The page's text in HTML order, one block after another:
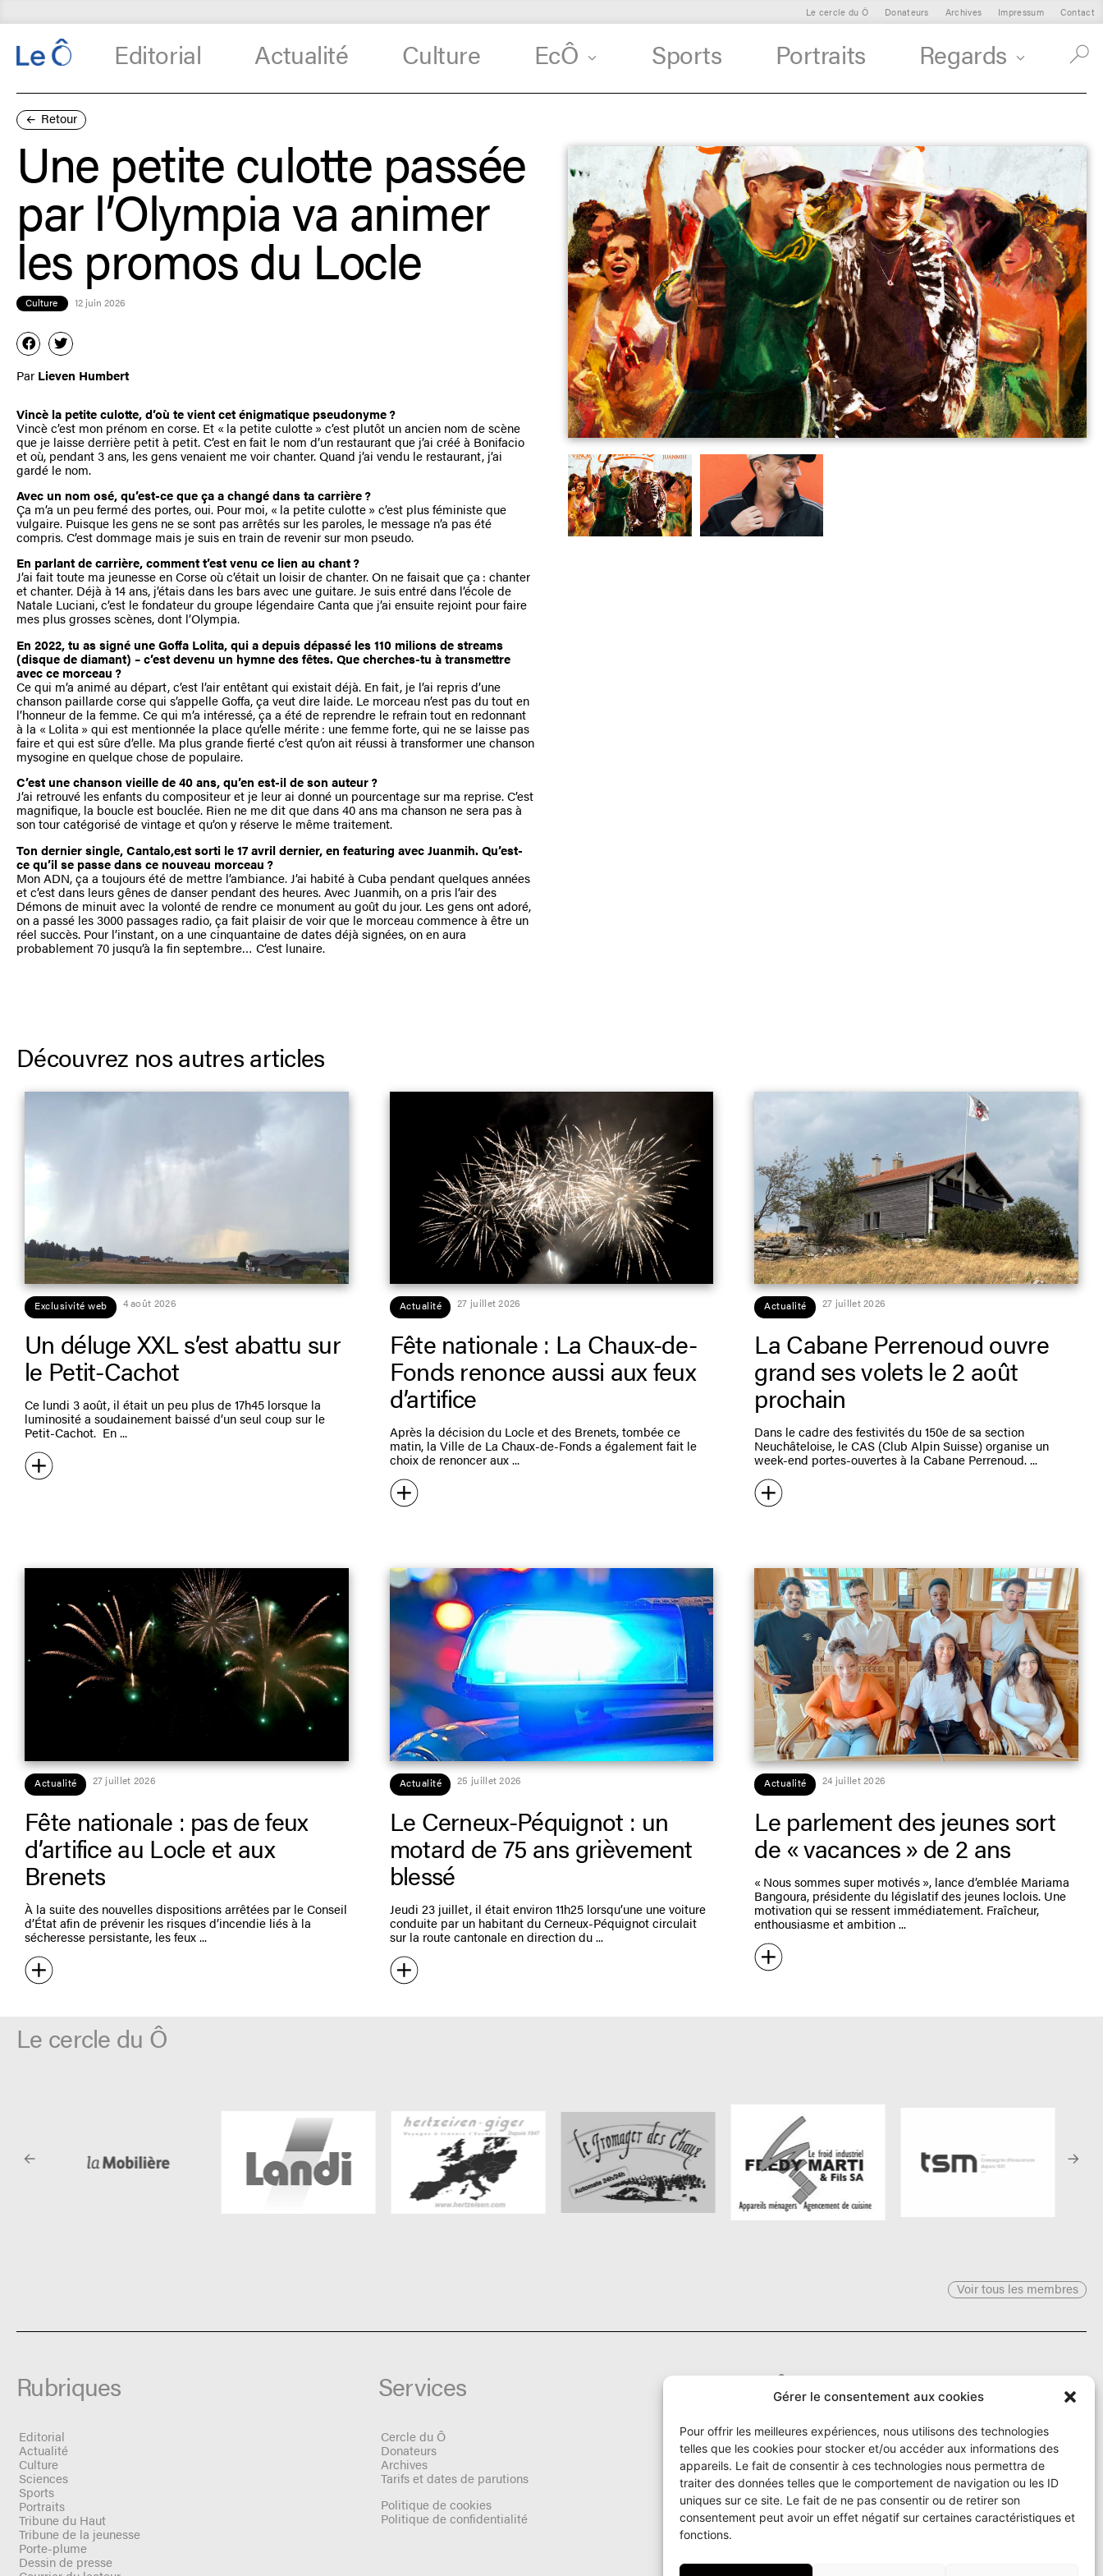
Gérer le consentement aux cookies
Pour offrir les meilleures expériences, nous utilisons des technologies
telles que les cookies pour stocker et/ou accéder aux informations des
appareils. Le fait de consentir à ces technologies nous permettra de
traiter des données telles que le comportement de navigation ou les ID
uniques sur ce site. Le fait de ne pas consentir ou de retirer son
consentement peut avoir un effet négatif sur certaines caractéristiques et
fonctions.
Le cercle du Ô Donateurs Archives Impressum Contact
Editorial Actualité Culture EcÔ Sports Portraits Regards
Retour
Une petite culotte passée
par l’Olympia va animer
les promos du Locle
Culture 12 juin 2026
Par Lieven Humbert
Vincè la petite culotte, d’où te vient cet énigmatique pseudonyme ?
Vincè c’est mon prénom en corse. Et « la petite culotte » c’est plutôt un ancien nom de scène
que je laisse derrière petit à petit. C’est en fait le nom d’un restaurant que j’ai créé à Bonifacio
et où, pendant 3 ans, les gens venaient me voir chanter. Quand j’ai vendu le restaurant, j’ai
gardé le nom.
Avec un nom osé, qu’est-ce que ça a changé dans ta carrière ?
Ça m’a un peu fermé des portes, oui. Pour moi, « la petite culotte » c’est plus féministe que
vulgaire. Puisque les gens ne se sont pas arrêtés sur les paroles, le message n’a pas été
compris. C’est dommage mais je suis en train de revenir sur mon pseudo.
En parlant de carrière, comment t’est venu ce lien au chant ?
J’ai fait toute ma jeunesse en Corse où c’était un loisir de chanter. On ne faisait que ça : chanter
et chanter. Déjà à 14 ans, j’étais dans les bars avec une guitare. Je suis entré dans l’école de
Natale Luciani, c’est le fondateur du groupe légendaire Canta que j’ai ensuite rejoint pour faire
mes plus grosses scènes, dont l’Olympia.
En 2022, tu as signé une Goffa Lolita, qui a depuis dépassé les 110 milions de streams
(disque de diamant) – c’est devenu un hymne des fêtes. Que cherches-tu à transmettre
avec ce morceau ?
Ce qui m’a animé au départ, c’est l’air entêtant qui existait déjà. En fait, je l’ai repris d’une
chanson paillarde corse qui s’appelle Goffa, ça veut dire laide. Le morceau n’est pas du tout en
l’honneur de la femme. Ce qui m’a intéressé, ça a été de reprendre le refrain tout en redonnant
à la « Lolita » qui est mentionnée la place qu’elle mérite : une femme forte, qui ne se laisse pas
faire et qui est sûre d’elle. Ma plus grande fierté c’est qu’on ait réussi à transformer une chanson
mysogine en quelque chose de populaire.
C’est une chanson vieille de 40 ans, qu’en est-il de son auteur ?
J’ai retrouvé les enfants du compositeur et je leur ai donné un pourcentage sur ma reprise. C’est
magnifique, la boucle est bouclée. Rien ne me dit que dans 40 ans ma chanson ne sera pas à
son tour catégorisé de vintage et qu’on y réserve le même traitement.
Ton dernier single, Cantalo,est sorti le 17 avril dernier, en featuring avec Juanmih. Qu’est-
ce qu’il se passe dans ce nouveau morceau ?
Mon ADN, ça a toujours été de mettre l’ambiance. J’ai habité à Cuba pendant quelques années
et c’est dans leurs gênes de danser pendant des heures. Avec Juanmih, on a pris l’air des
Démons de minuit avec la volonté de rendre ce monument au goût du jour. Les gens ont adoré,
on a passé les 3000 passages radio, ça fait plaisir de voir que le morceau commence à être un
réel succès. Pour l’instant, on a une cinquantaine de dates déjà signées, on en aura
probablement 70 jusqu’à la fin septembre… C’est lunaire.
Découvrez nos autres articles
Exclusivité web 4 août 2026
Un déluge XXL s’est abattu sur
le Petit-Cachot
Ce lundi 3 août, il était un peu plus de 17h45 lorsque la
luminosité a soudainement baissé d’un seul coup sur le
Petit-Cachot. En
Actualité 27 juillet 2026
Fête nationale : La Chaux-de-
Fonds renonce aussi aux feux
d’artifice
Après la décision du Locle et des Brenets, tombée ce
matin, la Ville de La Chaux-de-Fonds a également fait le
choix de renoncer aux
Actualité 27 juillet 2026
La Cabane Perrenoud ouvre
grand ses volets le 2 août
prochain
Dans le cadre des festivités du 150e de sa section
Neuchâteloise, le CAS (Club Alpin Suisse) organise un
week-end portes-ouvertes à la Cabane Perrenoud.
Actualité 27 juillet 2026
Fête nationale : pas de feux
d’artifice au Locle et aux
Brenets
À la suite des nouvelles dispositions arrêtées par le Conseil
d’État afin de prévenir les risques d’incendie liés à la
sécheresse persistante, les feux
Actualité 25 juillet 2026
Le Cerneux-Péquignot : un
motard de 75 ans grièvement
blessé
Jeudi 23 juillet, il était environ 11h25 lorsqu’une une voiture
conduite par un habitant du Cerneux-Péquignot circulait
sur la route cantonale en direction du
Actualité 24 juillet 2026
Le parlement des jeunes sort
de « vacances » de 2 ans
« Nous sommes super motivés », lance d’emblée Mariama
Bangoura, présidente du législatif des jeunes loclois. Une
motivation qui se ressent immédiatement. Fraîcheur,
enthousiasme et ambition
Le cercle du Ô
Voir tous les membres
Rubriques
Editorial
Actualité
Culture
Sciences
Sports
Portraits
Tribune du Haut
Tribune de la jeunesse
Porte-plume
Dessin de presse
Services
Cercle du Ô
Donateurs
Archives
Tarifs et dates de parutions
Politique de cookies
Politique de confidentialité
Le Ô
Rue Numa-Droz 150
2300 La Chaux-de-Fonds
T. 032 913 90 00
info@le-O.ch